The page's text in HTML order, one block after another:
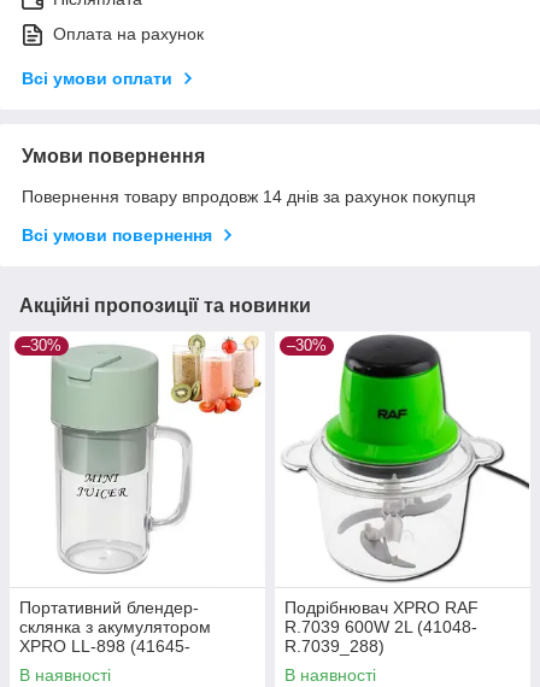
Оплата на рахунок
Всі умови оплати
Умови повернення
Повернення товару впродовж 14 днів за рахунок покупця
Всі умови повернення
Акційні пропозиції та новинки
–30%
Портативний блендер-
склянка з акумулятором
XPRO LL-898 (41645-
16032_235)
В наявності
–30%
Подрібнювач XPRO RAF
R.7039 600W 2L (41048-
R.7039_288)
В наявності